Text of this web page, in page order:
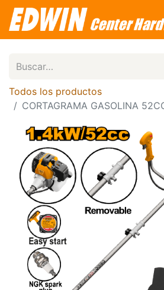
Todos los productos
CORTAGRAMA GASOLINA